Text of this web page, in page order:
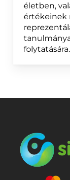
életben,
értékeinek
folytatására.